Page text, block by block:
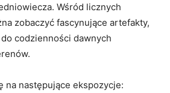
Wśród licznych
zobaczyć fascynujące artefakty,
codzienności dawnych
na następujące ekspozycje: